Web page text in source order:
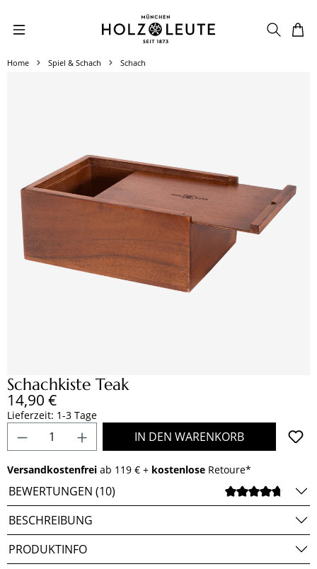
Zum Hauptinhalt springen
Home Spiel & Schach Schach
Schachkiste Teak
Regulärer Preis:
14,90 €
Lieferzeit: 1-3 Tage
Produkt Anzahl: Gib den gewünschten
IN DEN WARENKORB
Versandkostenfrei ab 119 € + kostenlose Retoure*
BEWERTUNGEN (10)
BESCHREIBUNG
PRODUKTINFO